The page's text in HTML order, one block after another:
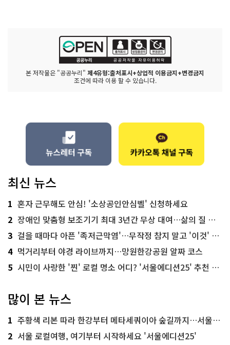
본 저작물은 "공공누리" 제4유형:출처표시+상업적 이용금지+변경금지
조건에 따라 이용 할 수 있습니다.
최신 뉴스
1 혼자 근무해도 안심! '소상공인안심벨' 신청하세요
2 장애인 맞춤형 보조기기 최대 3년간 무상 대여…삶의 질 높인다
3 걸을 때마다 아픈 '족저근막염'…무작정 참지 말고 '이것' 해보세요!
4 먹거리부터 야경 라이브까지…망원한강공원 알짜 코스
5 시민이 사랑한 '찐' 로컬 명소 어디? '서울에디션25' 추천 코스
많이 본 뉴스
1 주황색 리본 따라 한강부터 메타세쿼이아 숲길까지…서울둘레길 15코스
2 서울 로컬여행, 여기부터 시작하세요 '서울에디션25'